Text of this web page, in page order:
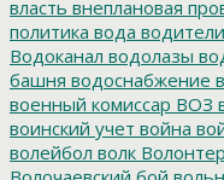
власть внеплановая
политика вода водители
Водоканал водолазы
башня водоснабжение
военный комиссар ВОЗ
воинский учет война
волейбол волк